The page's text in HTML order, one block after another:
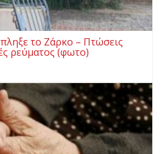
το Ζάρκο – Πτώσεις
ρεύματος (φωτο)